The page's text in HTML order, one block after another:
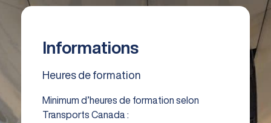
Informations
Heures de formation
Minimum d’heures de formation selon
Transports Canada :